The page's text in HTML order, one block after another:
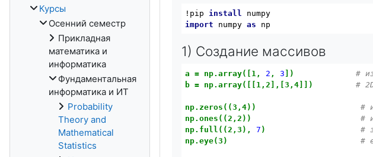
!pip install
import numpy as
1) Создание массивов
a = np.array([1, 2 , 3 ])
#
b = np.array([[1,2],[3,4]]) #
np.zeros((3,4))
#
np.ones((2,2))
#
np.full((2,3),
7 )
#
np.eye(3)
#
Курсы
Осенний семестр
Прикладная
математика и
информатика
Фундаментальная
информатика и ИТ
Probability
Theory and
Mathematical
Statistics